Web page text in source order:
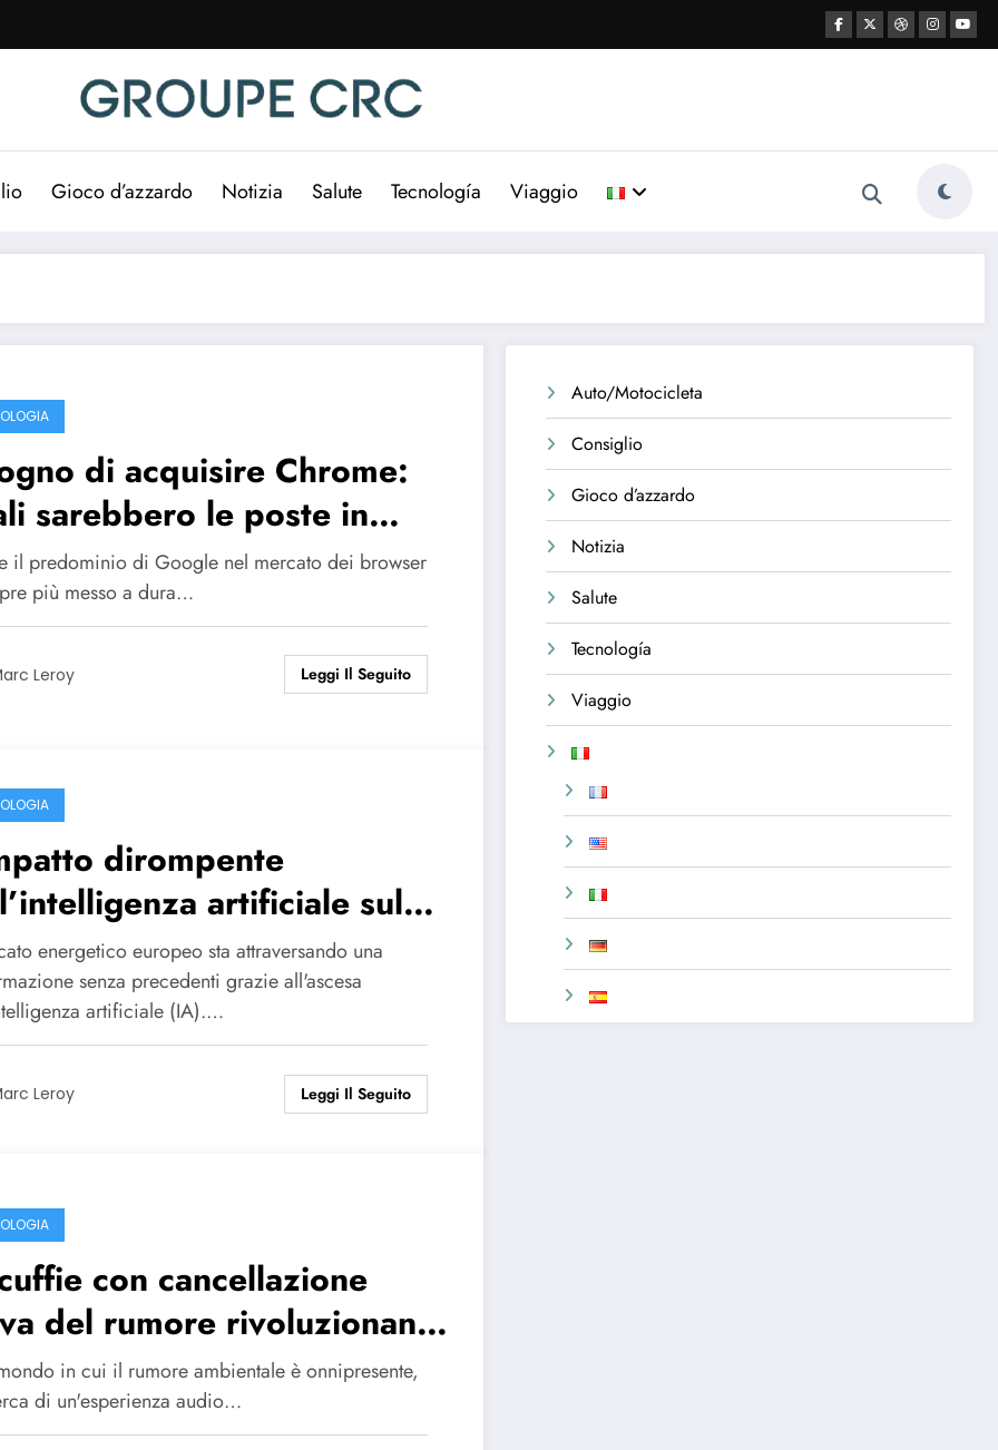
Gioco d’azzardo Notizia Salute Tecnología Viaggio
di acquisire Chrome:
sarebbero le poste in
finanziarie?
il predominio di Google nel mercato dei browser
più messo a dura…
Leroy Leggi Il Seguito
dirompente
artificiale sul
energetico europeo
energetico europeo sta attraversando una
senza precedenti grazie all'ascesa
artificiale (IA).…
Leroy Leggi Il Seguito
con cancellazione
del rumore rivoluzionano
degli audiofili più
in cui il rumore ambientale è onnipresente,
di un'esperienza audio…
Auto/Motocicleta
Consiglio
Gioco d’azzardo
Notizia
Salute
Tecnología
Viaggio